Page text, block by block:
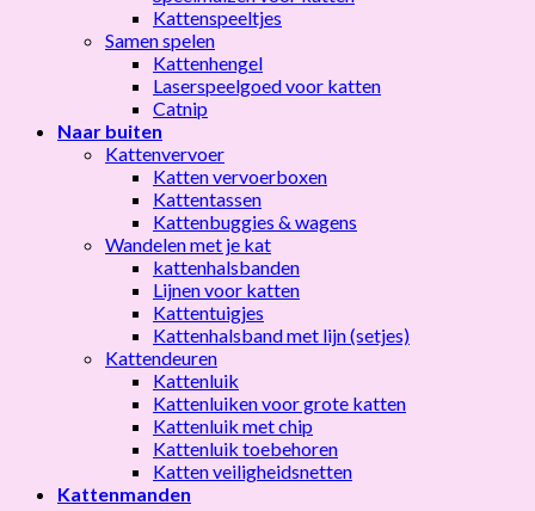
Kattenspeeltjes
Samen spelen
Kattenhengel
Laserspeelgoed voor katten
Catnip
Naar buiten
Kattenvervoer
Katten vervoerboxen
Kattentassen
Kattenbuggies & wagens
Wandelen met je kat
kattenhalsbanden
Lijnen voor katten
Kattentuigjes
Kattenhalsband met lijn (setjes)
Kattendeuren
Kattenluik
Kattenluiken voor grote katten
Kattenluik met chip
Kattenluik toebehoren
Katten veiligheidsnetten
Kattenmanden